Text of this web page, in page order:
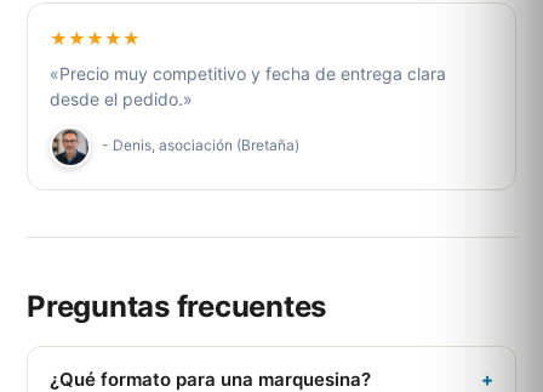
★★★★★
«Precio muy competitivo y fecha de entrega clara
desde el pedido.»
- Denis, asociación (Bretaña)
Preguntas frecuentes
¿Qué formato para una marquesina? +